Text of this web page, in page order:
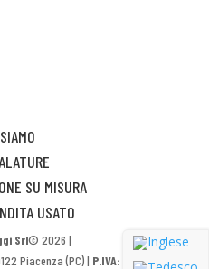
SU MISURA
USATO
Srl© 2026 |
Piacenza (PC) | P.IVA: 01536540337 |